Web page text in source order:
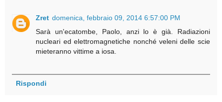
Zret domenica, febbraio 09, 2014 6:57:00 PM
Sarà un'ecatombe, Paolo, anzi lo è già. Radiazioni
nucleari ed elettromagnetiche nonché veleni delle scie
mieteranno vittime a iosa.
Rispondi